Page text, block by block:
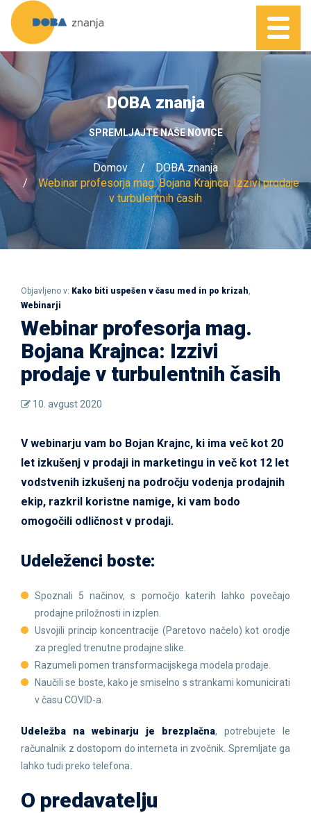
DOBA znanja
SPREMLJAJTE NAŠE NOVICE
Domov
DOBA znanja
Webinar profesorja mag. Bojana Krajnca: Izzivi prodaje
v turbulentnih časih
Objavljeno v: Kako biti uspešen v času med in po krizah,
Webinarji
Webinar profesorja mag.
Bojana Krajnca: Izzivi
prodaje v turbulentnih časih
10. avgust 2020
V webinarju vam bo Bojan Krajnc, ki ima več kot 20
let izkušenj v prodaji in marketingu in več kot 12 let
vodstvenih izkušenj na področju vodenja prodajnih
ekip, razkril koristne namige, ki vam bodo
omogočili odličnost v prodaji.
Udeleženci boste:
Spoznali 5 načinov, s pomočjo katerih lahko povečajo
prodajne priložnosti in izplen.
Usvojili princip koncentracije (Paretovo načelo) kot orodje
za pregled trenutne prodajne slike.
Razumeli pomen transformacijskega modela prodaje.
Naučili se boste, kako je smiselno s strankami komunicirati
v času COVID-a.
Udeležba na webinarju je brezplačna, potrebujete le
računalnik z dostopom do interneta in zvočnik. Spremljate ga
lahko tudi preko telefona.
O predavatelju